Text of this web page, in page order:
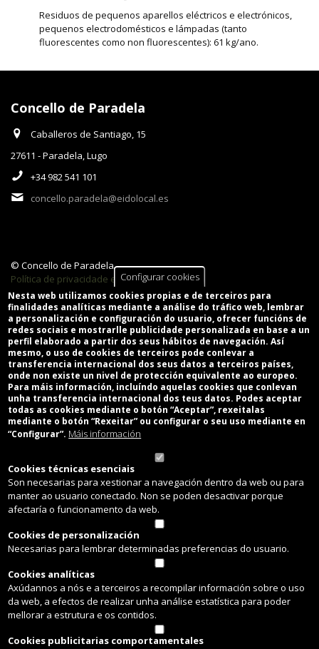
Residuos de pequenos aparellos eléctricos e electrónicos,
pequenos electrodomésticos e lámpadas (tanto
fluorescentes como non fluorescentes): 61 kg/ano.
Concello de Paradela
Caballeros de Santiago, 15
27611 - Paradela, Lugo
+34 982 541 101
concello.paradela@eidolocal.es
© Concello de Paradela
Política de privacidade e Aviso Legal
GaliciaDigital, 2018-2026
Últimas Novas
BANDO: USO RESPONSABLE DA AUGA
BANDO: RECOLLIDA DE ÚTILES
BANDO: CURSOS DE NATACIÓN
Paradela no Camiño
Configurar cookies
Nesta web utilizamos cookies propias e de terceiros para
finalidades analíticas mediante a análise do tráfico web, lembrar
a personalización e configuración do usuario, ofrecer funcións de
redes sociais e mostrarlle publicidade personalizada en base a un
perfil elaborado a partir dos seus hábitos de navegación. Así
mesmo, o uso de cookies de terceiros pode conlevar a
transferencia internacional dos seus datos a terceiros países,
onde non existe un nivel de protección equivalente ao europeo.
Para máis información, incluíndo aquelas cookies que conlevan
unha transferencia internacional dos teus datos. Podes aceptar
todas as cookies mediante o botón “Aceptar”, rexeitalas
mediante o botón “Rexeitar” ou configurar o seu uso mediante en
“Configurar”. Máis información
Cookies técnicas esenciais
Son necesarias para xestionar a navegación dentro da web ou para
manter ao usuario conectado. Non se poden desactivar porque
afectaría o funcionamento da web.
Cookies de personalización
Necesarias para lembrar determinadas preferencias do usuario.
Cookies analíticas
Axúdannos a nós e a terceiros a recompilar información sobre o uso
da web, a efectos de realizar unha análise estatística para poder
mellorar a estrutura e os contidos.
Cookies publicitarias comportamentales